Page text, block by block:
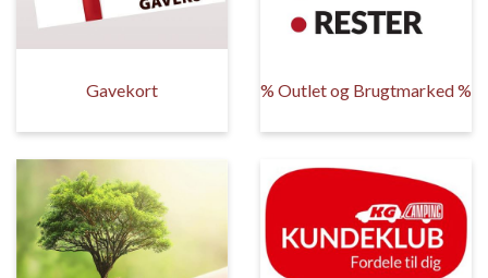
Gavekort % Outlet og Brugtmarked %